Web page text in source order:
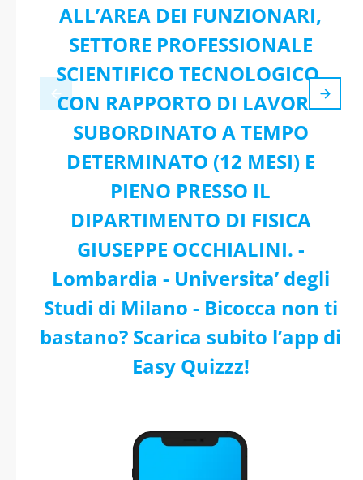
ALL’AREA DEI FUNZIONARI,
SETTORE PROFESSIONALE
SCIENTIFICO TECNOLOGICO,
CON RAPPORTO DI LAVORO
SUBORDINATO A TEMPO
DETERMINATO (12 MESI) E
PIENO PRESSO IL
DIPARTIMENTO DI FISICA
GIUSEPPE OCCHIALINI. -
Lombardia - Universita’ degli
Studi di Milano - Bicocca non ti
bastano? Scarica subito l’app di
Easy Quizzz!